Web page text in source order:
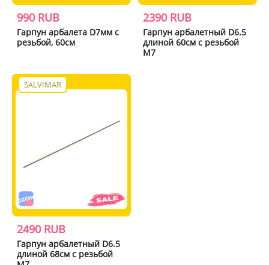
990 RUB
Гарпун арбалета D7мм с
резьбой, 60см
2390 RUB
Гарпун арбалетный D6.5
длиной 60см с резьбой
M7
SALVIMAR
2490 RUB
Гарпун арбалетный D6.5
длиной 68см с резьбой